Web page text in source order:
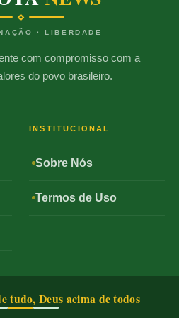
· LIBERDADE
com compromisso com a
do povo brasileiro.
INSTITUCIONAL
Sobre Nós
Termos de Uso
Deus acima de todos